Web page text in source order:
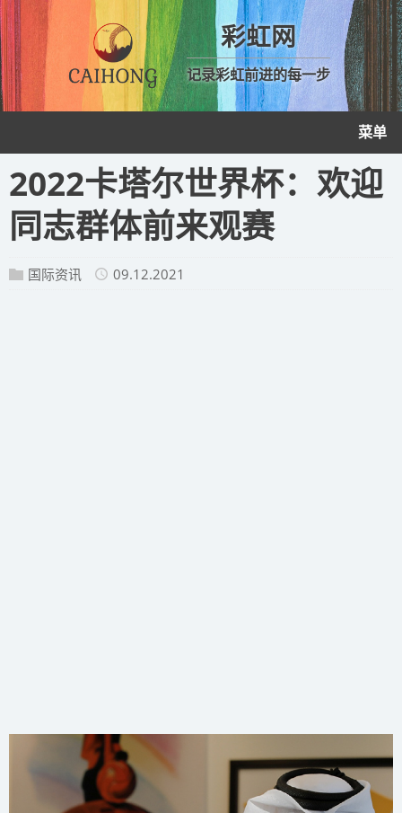
彩虹网
记录彩虹前进的每一步
菜单
2022卡塔尔世界杯：欢迎
同志群体前来观赛
国际资讯 09.12.2021